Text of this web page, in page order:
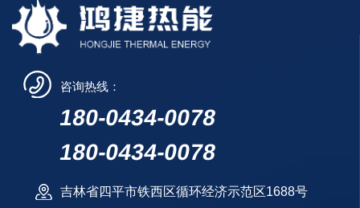
咨询热线：
180-0434-0078
180-0434-0078
吉林省四平市铁西区循环经济示范区1688号